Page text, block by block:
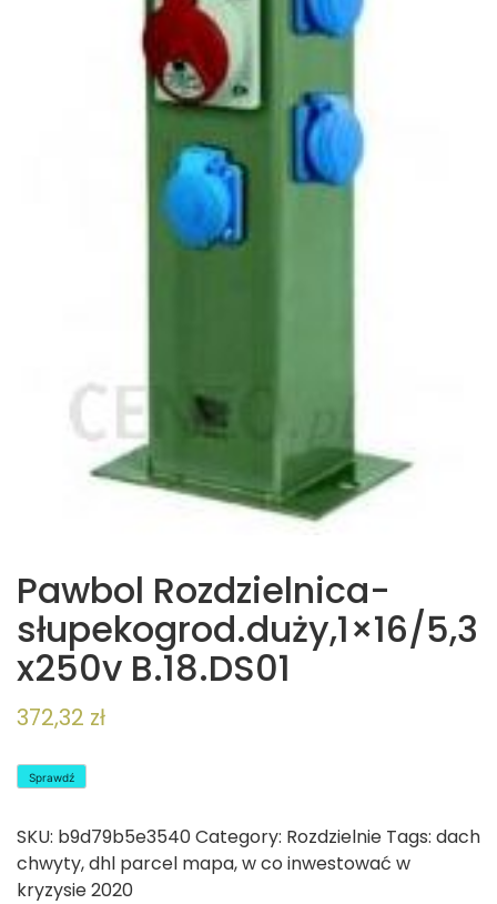
Pawbol Rozdzielnica-
słupekogrod.duży,1×16/5,3
x250v B.18.DS01
372,32 zł
Sprawdź
SKU: b9d79b5e3540Category: Rozdzielnie Tags: dach
chwyty,dhl parcel mapa,w co inwestować w
kryzysie 2020